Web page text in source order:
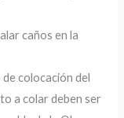
caños en la
colocación del
a colar deben ser